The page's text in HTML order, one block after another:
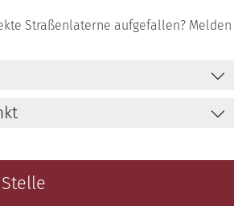
Straßenlaterne aufgefallen? Melden